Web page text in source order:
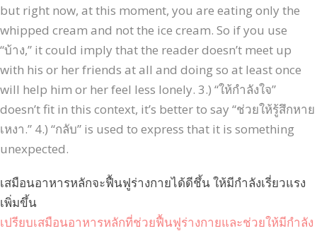
but right now, at this moment, you are eating only the
whipped cream and not the ice cream. So if you use
“บ้าง,” it could imply that the reader doesn’t meet up
with his or her friends at all and doing so at least once
will help him or her feel less lonely. 3.) “ให้กำลังใจ”
doesn’t fit in this context, it’s better to say “ช่วยให้รู้สึกหาย
เหงา.” 4.) “กลับ” is used to express that it is something
unexpected.
เสมือนอาหารหลักจะฟื้นฟูร่างกายได้ดีชึ้น ให้มีกำลังเรี่ยวแรง
เพิ่มขึ้น
เปรียบเสมือนอาหารหลักที่ช่วยฟื้นฟูร่างกายและช่วยให้มีกำลัง